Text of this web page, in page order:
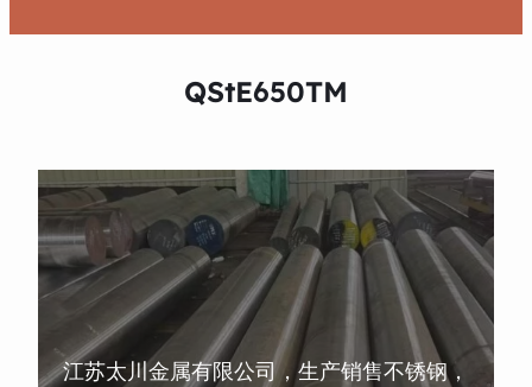
QStE650TM
江苏太川金属有限公司，生产销售不锈钢，